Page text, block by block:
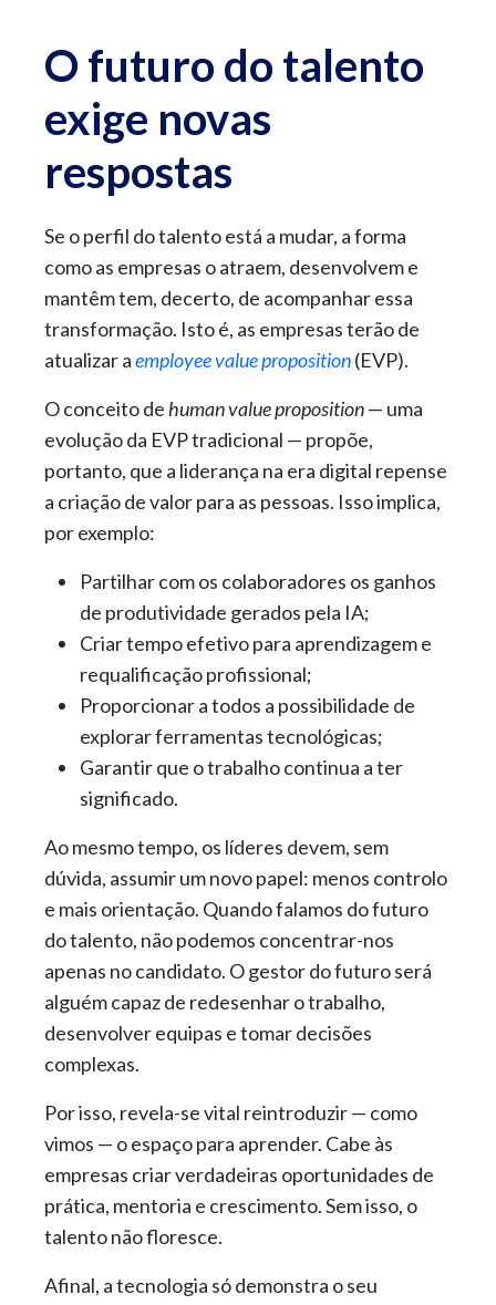
O futuro do talento
exige novas
respostas
Se o perfil do talento está a mudar, a forma
como as empresas o atraem, desenvolvem e
mantêm tem, decerto, de acompanhar essa
transformação. Isto é, as empresas terão de
atualizar aemployee value proposition(EVP).
O conceito de human value proposition— uma
evolução da EVP tradicional — propõe,
portanto, que a liderança na era digital repense
a criação de valor para as pessoas. Isso implica,
por exemplo:
Partilhar com os colaboradores os ganhos
de produtividade gerados pela IA;
Criar tempo efetivo para aprendizagem e
requalificação profissional;
Proporcionar a todos a possibilidade de
explorar ferramentas tecnológicas;
Garantir que o trabalho continua a ter
significado.
Ao mesmo tempo, os líderes devem, sem
dúvida, assumir um novo papel: menos controlo
e mais orientação. Quando falamos do futuro
do talento, não podemos concentrar-nos
apenas no candidato. O gestor do futuro será
alguém capaz de redesenhar o trabalho,
desenvolver equipas e tomar decisões
complexas.
Por isso, revela-se vital reintroduzir — como
vimos — o espaço para aprender. Cabe às
empresas criar verdadeiras oportunidades de
prática, mentoria e crescimento. Sem isso, o
talento não floresce.
Afinal, a tecnologia só demonstra o seu